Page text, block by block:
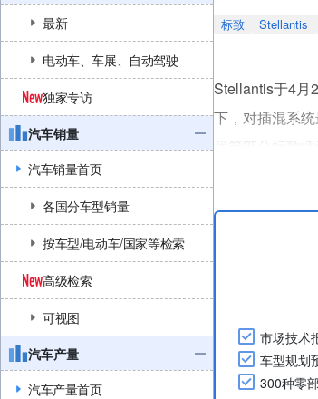
最新
电动车、车展、自动驾驶
独家专访
汽车销量
汽车销量首页
各国分车型销量
按车型/电动车/国家等检索
高级检索
可视图
汽车产量
汽车产量首页
标致 Stellantis
Stellantis于4月
下，对插混系统
尽管部分标致
市场技术
车型规划
300种零